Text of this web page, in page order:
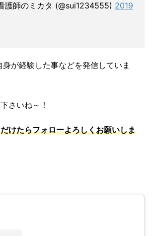
護師のミカタ (@sui1234555) 2019
が経験した事などを発信していま
さいね～！
けたらフォローよろしくお願いしま